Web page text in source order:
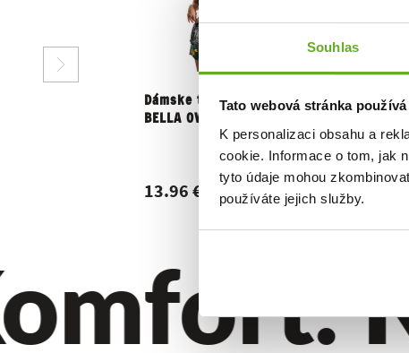
Souhlas
Tato webová stránka
K personalizaci obsahu a
cookie. Informace o tom, jak
tyto údaje mohou
používáte jejich služby.
Dámske trenky Repre
BELLA OWLS COOL
13.96 €
Pánske
ALI
7.11 €